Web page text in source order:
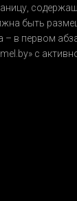
быть
– в первом
с